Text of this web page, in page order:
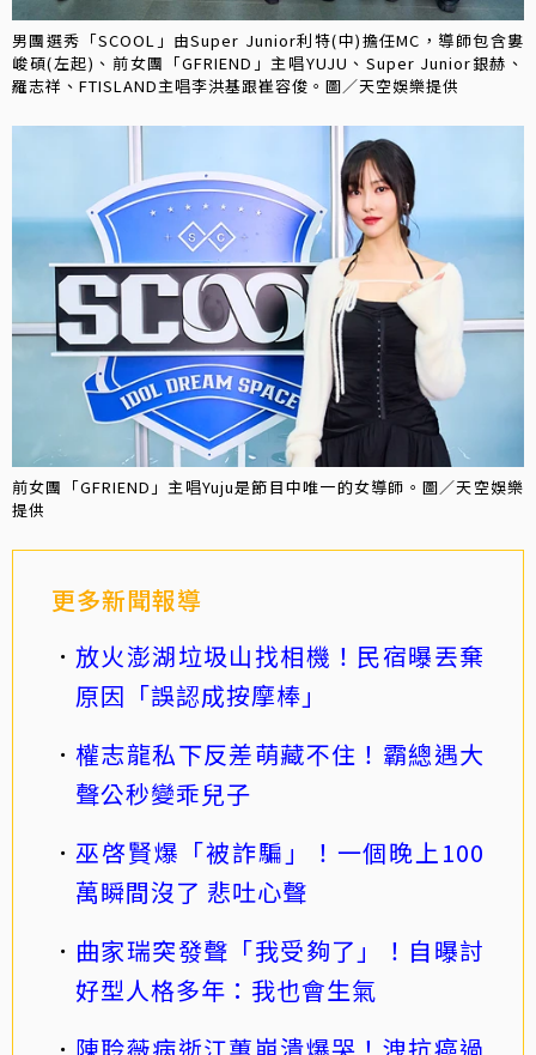
男團選秀「SCOOL」由Super Junior利特(中)擔任MC，導師包含婁
峻碩(左起)、前女團「GFRIEND」主唱YUJU、Super Junior銀赫、
羅志祥、FTISLAND主唱李洪基跟崔容俊。圖／天空娛樂提供
前女團「GFRIEND」主唱Yuju是節目中唯一的女導師。圖／天空娛樂
提供
更多新聞報導
放火澎湖垃圾山找相機！民宿曝丟棄
原因「誤認成按摩棒」
權志龍私下反差萌藏不住！霸總遇大
聲公秒變乖兒子
巫啓賢爆「被詐騙」！一個晚上100
萬瞬間沒了 悲吐心聲
曲家瑞突發聲「我受夠了」！自曝討
好型人格多年：我也會生氣